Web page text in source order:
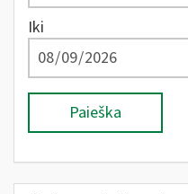
Iki
Paieška